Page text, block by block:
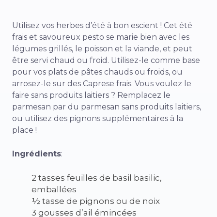
Utilisez vos herbes d’été à bon escient ! Cet été
frais et savoureux pesto se marie bien avec les
légumes grillés, le poisson et la viande, et peut
être servi chaud ou froid. Utilisez-le comme base
pour vos plats de pâtes chauds ou froids, ou
arrosez-le sur des Caprese frais. Vous voulez le
faire sans produits laitiers ? Remplacez le
parmesan par du parmesan sans produits laitiers,
ou utilisez des pignons supplémentaires à la
place !
Ingrédients:
2 tasses feuilles de basil basilic,
emballées
½ tasse de pignons ou de noix
3 gousses d’ail émincées